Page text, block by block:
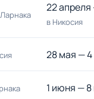
22
в Никосия
28 мая —
1 июня —